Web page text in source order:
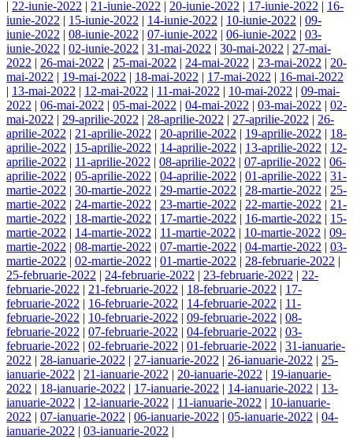
| 22-iunie-2022 | 21-iunie-2022 | 20-iunie-2022 | 17-iunie-2022 | 16-
iunie-2022 | 15-iunie-2022 | 14-iunie-2022 | 10-iunie-2022 | 09-
iunie-2022 | 08-iunie-2022 | 07-iunie-2022 | 06-iunie-2022 | 03-
iunie-2022 | 02-iunie-2022 | 31-mai-2022 | 30-mai-2022 | 27-mai-
2022 | 26-mai-2022 | 25-mai-2022 | 24-mai-2022 | 23-mai-2022 | 20-
mai-2022 | 19-mai-2022 | 18-mai-2022 | 17-mai-2022 | 16-mai-2022
| 13-mai-2022 | 12-mai-2022 | 11-mai-2022 | 10-mai-2022 | 09-mai-
2022 | 06-mai-2022 | 05-mai-2022 | 04-mai-2022 | 03-mai-2022 | 02-
mai-2022 | 29-aprilie-2022 | 28-aprilie-2022 | 27-aprilie-2022 | 26-
aprilie-2022 | 21-aprilie-2022 | 20-aprilie-2022 | 19-aprilie-2022 | 18-
aprilie-2022 | 15-aprilie-2022 | 14-aprilie-2022 | 13-aprilie-2022 | 12-
aprilie-2022 | 11-aprilie-2022 | 08-aprilie-2022 | 07-aprilie-2022 | 06-
aprilie-2022 | 05-aprilie-2022 | 04-aprilie-2022 | 01-aprilie-2022 | 31-
martie-2022 | 30-martie-2022 | 29-martie-2022 | 28-martie-2022 | 25-
martie-2022 | 24-martie-2022 | 23-martie-2022 | 22-martie-2022 | 21-
martie-2022 | 18-martie-2022 | 17-martie-2022 | 16-martie-2022 | 15-
martie-2022 | 14-martie-2022 | 11-martie-2022 | 10-martie-2022 | 09-
martie-2022 | 08-martie-2022 | 07-martie-2022 | 04-martie-2022 | 03-
martie-2022 | 02-martie-2022 | 01-martie-2022 | 28-februarie-2022 |
25-februarie-2022 | 24-februarie-2022 | 23-februarie-2022 | 22-
februarie-2022 | 21-februarie-2022 | 18-februarie-2022 | 17-
februarie-2022 | 16-februarie-2022 | 14-februarie-2022 | 11-
februarie-2022 | 10-februarie-2022 | 09-februarie-2022 | 08-
februarie-2022 | 07-februarie-2022 | 04-februarie-2022 | 03-
februarie-2022 | 02-februarie-2022 | 01-februarie-2022 | 31-ianuarie-
2022 | 28-ianuarie-2022 | 27-ianuarie-2022 | 26-ianuarie-2022 | 25-
ianuarie-2022 | 21-ianuarie-2022 | 20-ianuarie-2022 | 19-ianuarie-
2022 | 18-ianuarie-2022 | 17-ianuarie-2022 | 14-ianuarie-2022 | 13-
ianuarie-2022 | 12-ianuarie-2022 | 11-ianuarie-2022 | 10-ianuarie-
2022 | 07-ianuarie-2022 | 06-ianuarie-2022 | 05-ianuarie-2022 | 04-
ianuarie-2022 | 03-ianuarie-2022 |